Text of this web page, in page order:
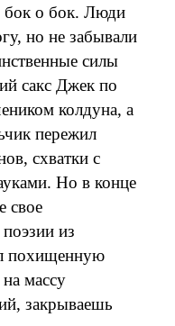
бок о бок. Люди
но не забывали
силы
сакс Джек по
колдуна, а
пережил
схватки с
Но в конце
свое
из
похищенную
массу
закрываешь